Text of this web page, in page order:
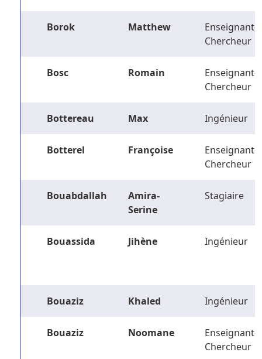
Borok Matthew
Enseignant-
Chercheur
Bosc Romain
Enseignant-
Chercheur
Bottereau Max Ingénieur
Botterel Françoise
Enseignant-
Chercheur
Bouabdallah
Amira-
Serine
Stagiaire
Bouassida Jihène Ingénieur
Bouaziz Khaled Ingénieur
Bouaziz Noomane
Enseignant-
Chercheur